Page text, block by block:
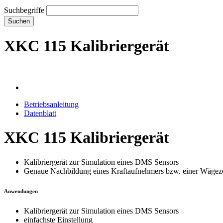
Suchbegriffe
Suchen
XKC 115 Kalibriergerät
Betriebsanleitung
Datenblatt
XKC 115 Kalibriergerät
Kalibriergerät zur Simulation eines DMS Sensors
Genaue Nachbildung eines Kraftaufnehmers bzw. einer
Anwendungen
Kalibriergerät zur Simulation eines DMS Sensors
einfachste Einstellung